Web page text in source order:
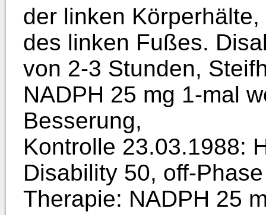
der linken
des linken Fußes.
von 2-3 Stunden,
NADPH 25 mg 1-mal
Besserung,
Kontrolle 23.03.1988:
Disability 50, off-
Therapie: NADPH 25